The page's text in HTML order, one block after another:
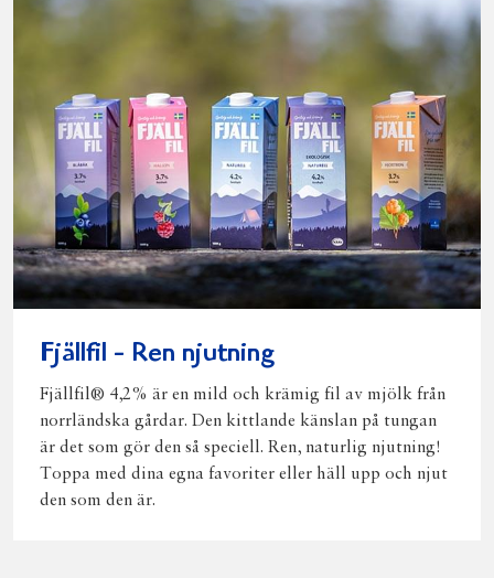
Fjällfil - Ren njutning
Fjällfil® 4,2% är en mild och krämig fil av mjölk från
norrländska gårdar. Den kittlande känslan på tungan
är det som gör den så speciell. Ren, naturlig njutning!
Toppa med dina egna favoriter eller häll upp och njut
den som den är.